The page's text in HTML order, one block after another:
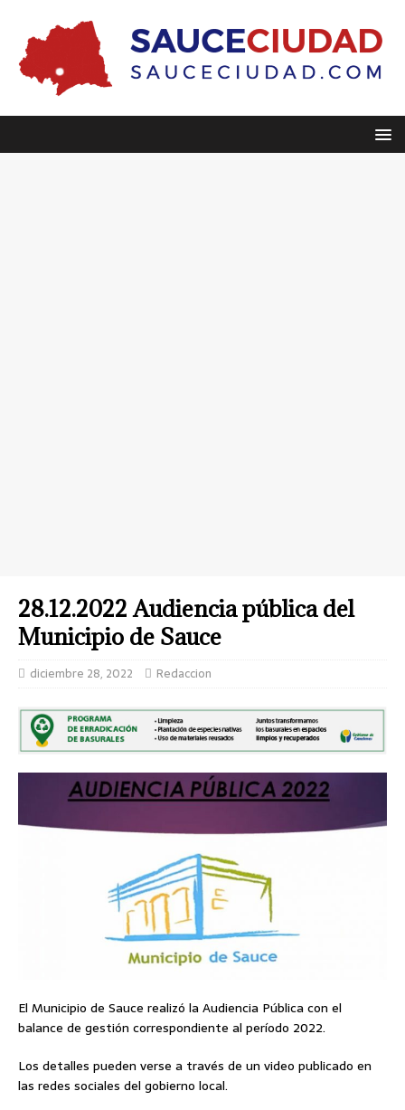
28.12.2022 Audiencia pública del
Municipio de Sauce
diciembre 28, 2022 Redaccion
El Municipio de Sauce realizó la Audiencia Pública con el
balance de gestión correspondiente al período 2022.
Los detalles pueden verse a través de un video publicado en
las redes sociales del gobierno local.